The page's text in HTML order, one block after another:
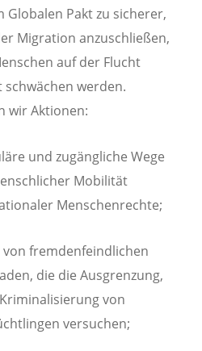
Globalen Pakt zu sicherer,
Migration anzuschließen,
auf der Flucht
werden.
wir Aktionen:
und zugängliche Wege
Mobilität
Menschenrechte;
fremdenfeindlichen
die die Ausgrenzung,
von
versuchen;